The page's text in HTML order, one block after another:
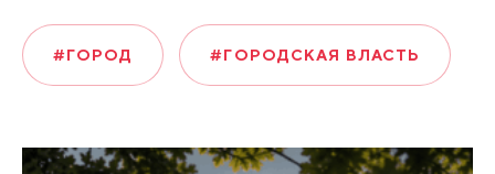
#ГОРОД #ГОРОДСКАЯ ВЛАСТЬ